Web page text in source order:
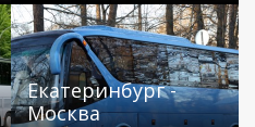
Екатеринбург -
Москва